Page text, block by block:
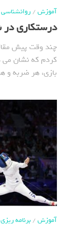
آموزش/روانشناسی
درستکاری در
چند وقت پیش
کردم که نشان می
بازی، هر ضربه و
آموزش/برنامه ریزی